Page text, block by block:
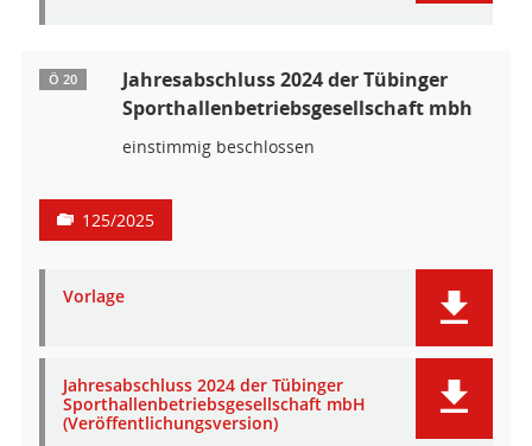
Ö 20
Jahresabschluss 2024 der Tübinger
Sporthallenbetriebsgesellschaft mbh
einstimmig beschlossen
125/2025
Vorlage
Jahresabschluss 2024 der Tübinger
Sporthallenbetriebsgesellschaft mbH
(Veröffentlichungsversion)